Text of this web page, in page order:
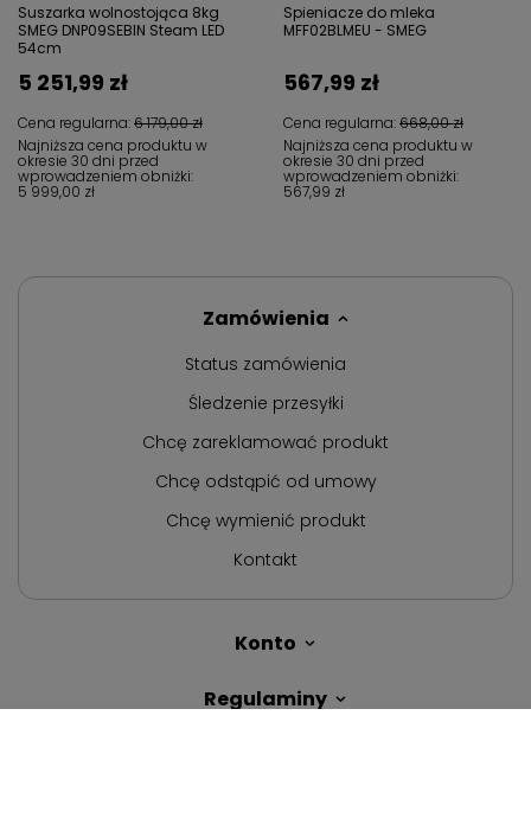
Suszarka wolnostojąca 8kg
SMEG DNP09SEBIN Steam LED
54cm
Cena regularna:6 179,00 zł
5 251,99 zł
Najniższa cena produktu w
okresie 30 dni przed
wprowadzeniem obniżki:
5 999,00 zł
Spieniacze do mleka
MFF02BLMEU - SMEG
Cena regularna:668,00 zł
567,99 zł
Najniższa cena produktu w
okresie 30 dni przed
wprowadzeniem obniżki:
567,99 zł
Zamówienia
Status zamówienia
Śledzenie przesyłki
Chcę zareklamować produkt
Chcę odstąpić od umowy
Chcę wymienić produkt
Kontakt
Konto
Regulaminy